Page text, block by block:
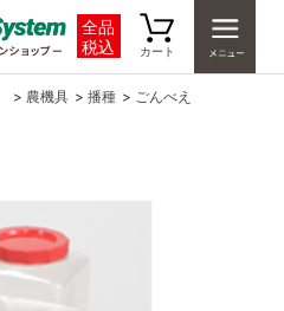
全品
税込
カート
> 農機具 > 播種 > ごんべえ